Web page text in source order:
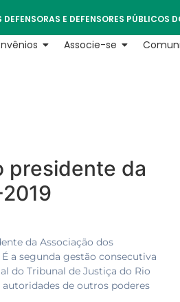
E DEFENSORES PÚBLICOS
Associe-se
presidente da
da Associação dos
a segunda gestão consecutiva
do Tribunal de Justiça do Rio
de outros poderes